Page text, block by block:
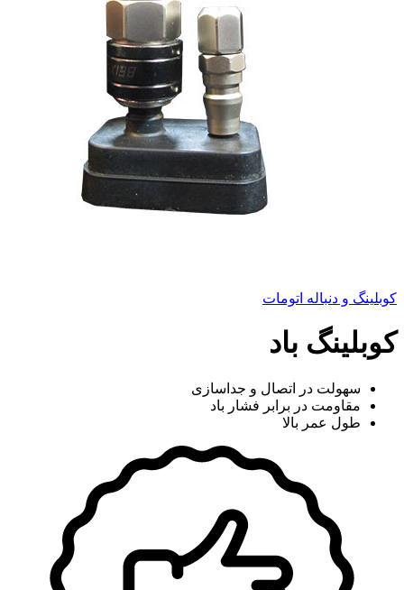
کوبلینگ و دنباله اتومات
کوبلینگ باد
سهولت در اتصال و جداسازی
مقاومت در برابر فشار باد
طول عمر بالا